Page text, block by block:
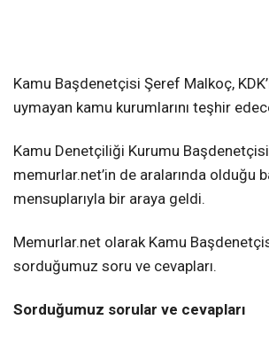
Kamu Başdenetçisi Şeref Malkoç,
uymayan kamu kurumlarını teşhir
Kamu Denetçiliği Kurumu
memurlar.net’in de aralarında olduğu
mensuplarıyla bir araya geldi.
Memurlar.net olarak Kamu
sorduğumuz soru ve cevapları.
Sorduğumuz sorular ve cevapları